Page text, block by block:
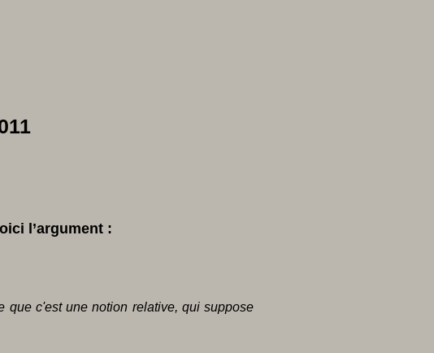
l’argument :
que c'est une notion relative, qui suppose